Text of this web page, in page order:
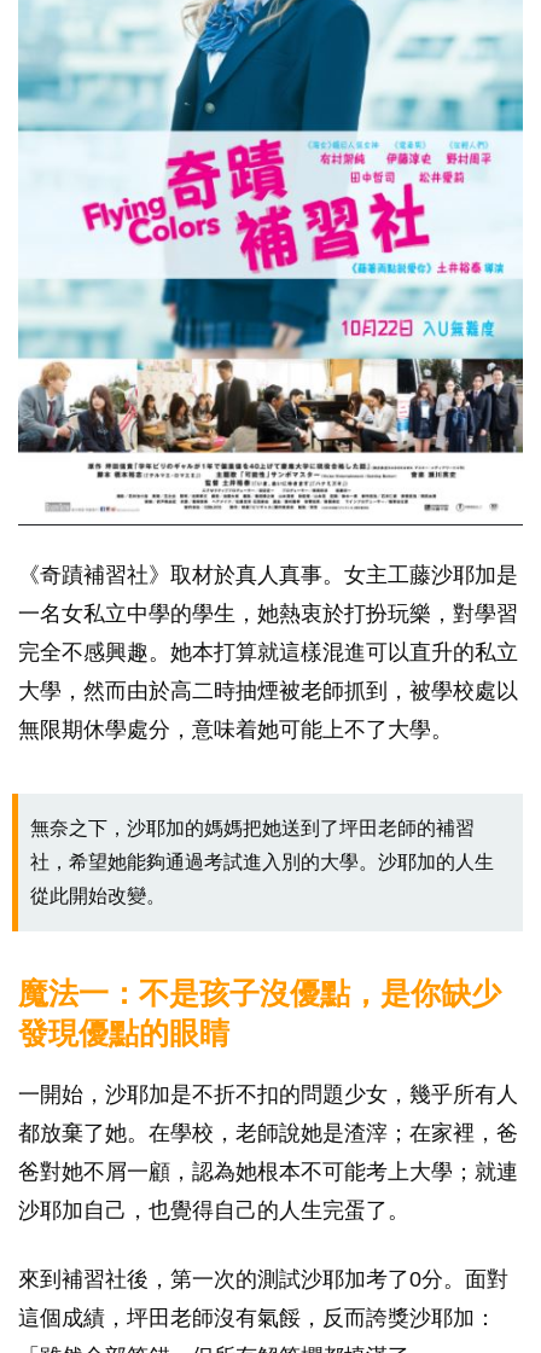
《奇蹟補習社》取材於真人真事。女主工藤沙耶加是
一名女私立中學的學生，她熱衷於打扮玩樂，對學習
完全不感興趣。她本打算就這樣混進可以直升的私立
大學，然而由於高二時抽煙被老師抓到，被學校處以
無限期休學處分，意味着她可能上不了大學。
無奈之下，沙耶加的媽媽把她送到了坪田老師的補習
社，希望她能夠通過考試進入別的大學。沙耶加的人生
從此開始改變。
魔法一：不是孩子沒優點，是你缺少
發現優點的眼睛
一開始，沙耶加是不折不扣的問題少女，幾乎所有人
都放棄了她。在學校，老師說她是渣滓；在家裡，爸
爸對她不屑一顧，認為她根本不可能考上大學；就連
沙耶加自己，也覺得自己的人生完蛋了。
來到補習社後，第一次的測試沙耶加考了0分。面對
這個成績，坪田老師沒有氣餒，反而誇獎沙耶加：